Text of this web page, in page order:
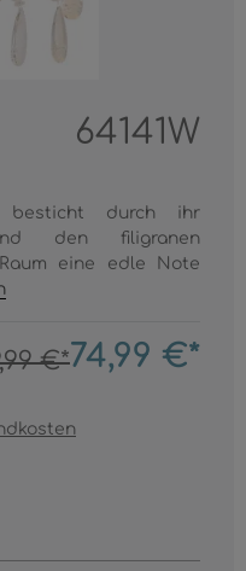
64141W
besticht durch ihr
den filigranen
eine edle Note
€*74,99 €*